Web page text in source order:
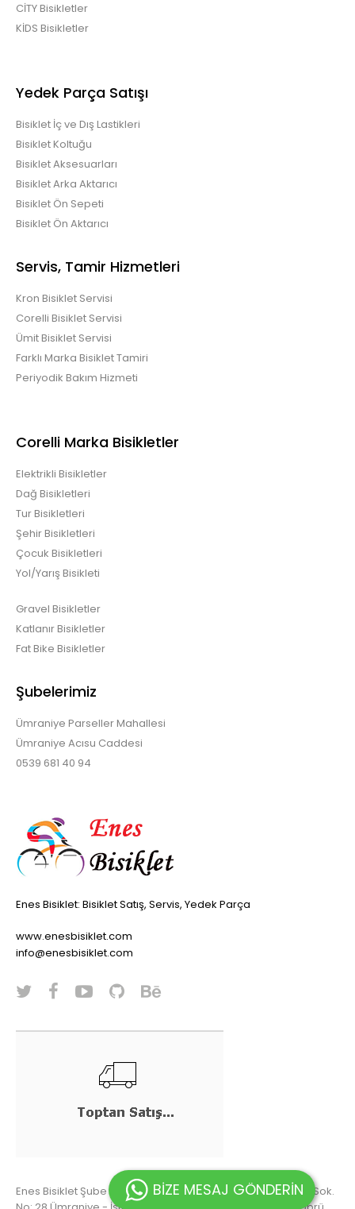
CİTY Bisikletler
KİDS Bisikletler
Yedek Parça Satışı
Bisiklet İç ve Dış Lastikleri
Bisiklet Koltuğu
Bisiklet Aksesuarları
Bisiklet Arka Aktarıcı
Bisiklet Ön Sepeti
Bisiklet Ön Aktarıcı
Servis, Tamir Hizmetleri
Kron Bisiklet Servisi
Corelli Bisiklet Servisi
Ümit Bisiklet Servisi
Farklı Marka Bisiklet Tamiri
Periyodik Bakım Hizmeti
Corelli Marka Bisikletler
Elektrikli Bisikletler
Dağ Bisikletleri
Tur Bisikletleri
Şehir Bisikletleri
Çocuk Bisikletleri
Yol/Yarış Bisikleti
Gravel Bisikletler
Katlanır Bisikletler
Fat Bike Bisikletler
Şubelerimiz
Ümraniye Parseller Mahallesi
Ümraniye Acısu Caddesi
0539 681 40 94
Enes Bisiklet: Bisiklet Satış, Servis, Yedek Parça
www.enesbisiklet.com
info@enesbisiklet.com
Enes Bisiklet Şube 1: Altınşehir Mah. Acısu Cad. Adile Sultan Sok.
BİZE MESAJ GÖNDERİN